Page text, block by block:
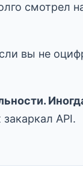
смотрел
вы не
API.